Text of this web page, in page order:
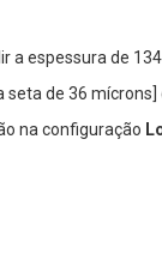
a espessura de
de 36
na configuração